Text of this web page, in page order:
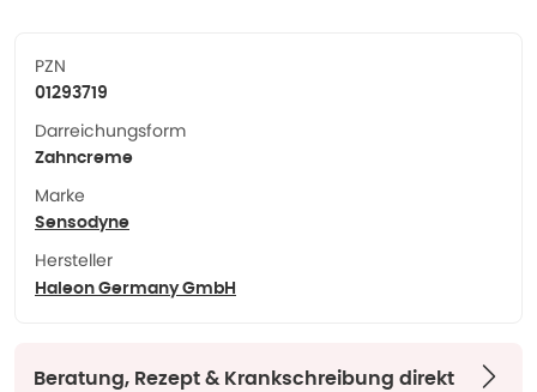
PZN
01293719
Darreichungsform
Zahncreme
Marke
Sensodyne
Hersteller
Haleon Germany GmbH
Beratung, Rezept & Krankschreibung direkt